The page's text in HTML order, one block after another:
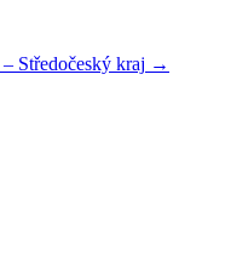
– Středočeský kraj →